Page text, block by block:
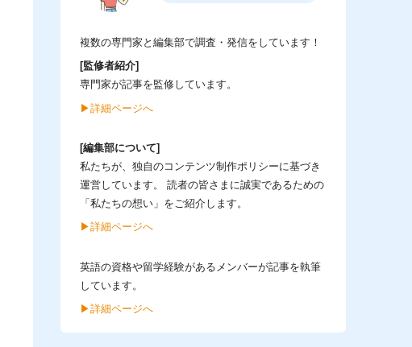
複数の専門家と編集部で調査・発信をしています！
[監修者紹介]
専門家が記事を監修しています。
▶︎詳細ページへ
[編集部について]
私たちが、独自のコンテンツ制作ポリシーに基づき
運営しています。 読者の皆さまに誠実であるための
「私たちの想い」をご紹介します。
▶︎詳細ページへ
英語の資格や留学経験があるメンバーが記事を執筆
しています。
▶︎詳細ページへ